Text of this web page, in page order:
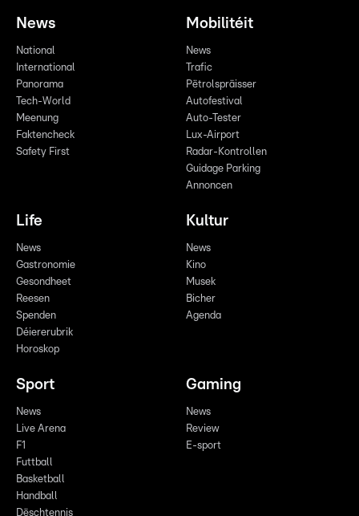
News
National
International
Panorama
Tech-World
Meenung
Faktencheck
Safety First
Mobilitéit
News
Trafic
Pëtrolspräisser
Autofestival
Auto-Tester
Lux-Airport
Radar-Kontrollen
Guidage Parking
Annoncen
Life
News
Gastronomie
Gesondheet
Reesen
Spenden
Déiererubrik
Horoskop
Kultur
News
Kino
Musek
Bicher
Agenda
Sport
News
Live Arena
F1
Futtball
Basketball
Handball
Dëschtennis
Gaming
News
Review
E-sport